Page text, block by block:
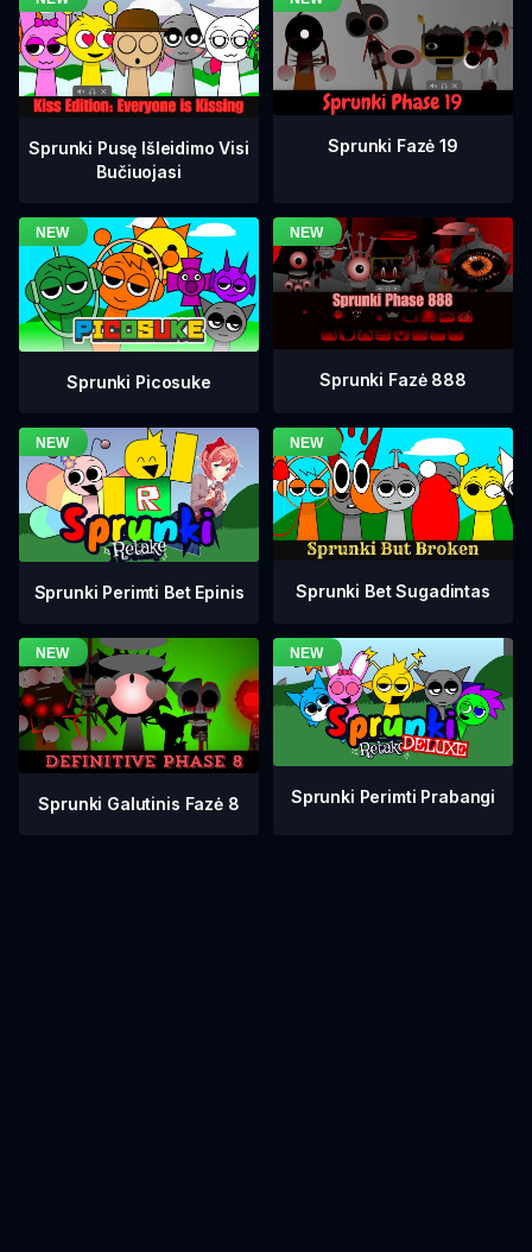
Sprunki Pusę Išleidimo Visi
Bučiuojasi
Sprunki Fazė 19
Sprunki Picosuke Sprunki Fazė 888
Sprunki Perimti Bet Epinis Sprunki Bet Sugadintas
Sprunki Galutinis Fazė 8 Sprunki Perimti Prabangi